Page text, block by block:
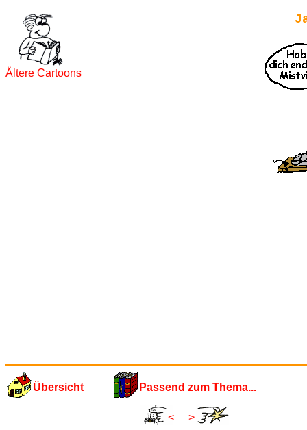
Ältere Cartoons
Übersicht Passend zum Thema...
< >